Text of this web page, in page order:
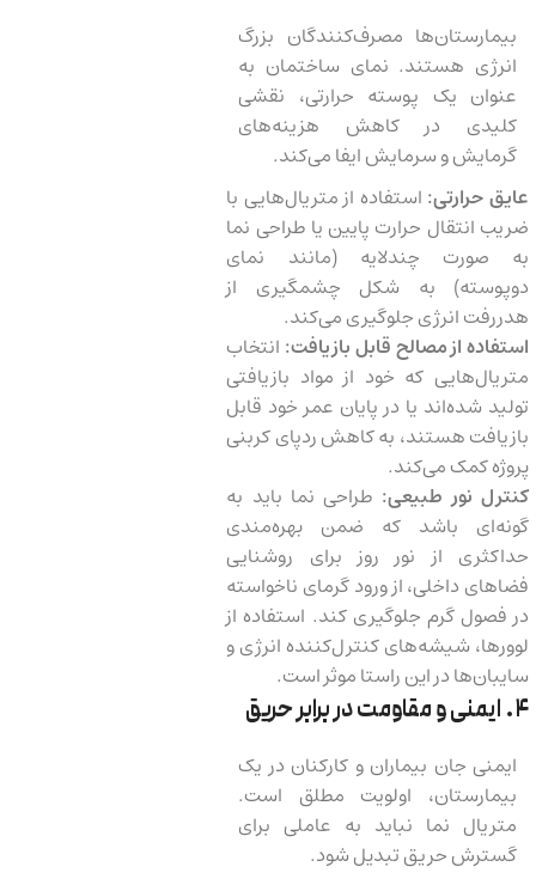
بیمارستان‌ها مصرف‌کنندگان بزرگ
انرژی هستند. نمای ساختمان به
عنوان یک پوسته حرارتی، نقشی
کلیدی در کاهش هزینه‌های
گرمایش و سرمایش ایفا می‌کند.
عایق حرارتی: استفاده از متریال‌هایی با
ضریب انتقال حرارت پایین یا طراحی نما
به صورت چندلایه (مانند نمای
دوپوسته) به شکل چشمگیری از
هدررفت انرژی جلوگیری می‌کند.
استفاده از مصالح قابل بازیافت: انتخاب
متریال‌هایی که خود از مواد بازیافتی
تولید شده‌اند یا در پایان عمر خود قابل
بازیافت هستند، به کاهش ردپای کربنی
پروژه کمک می‌کند.
کنترل نور طبیعی: طراحی نما باید به
گونه‌ای باشد که ضمن بهره‌مندی
حداکثری از نور روز برای روشنایی
فضاهای داخلی، از ورود گرمای ناخواسته
در فصول گرم جلوگیری کند. استفاده از
لوورها، شیشه‌های کنترل‌کننده انرژی و
سایبان‌ها در این راستا موثر است.
۴. ایمنی و مقاومت در برابر حریق
ایمنی جان بیماران و کارکنان در یک
بیمارستان، اولویت مطلق است.
متریال نما نباید به عاملی برای
گسترش حریق تبدیل شود.